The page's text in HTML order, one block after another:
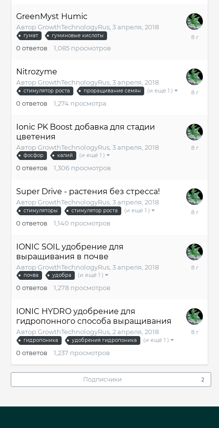
GreenMyst Humic
АвторGrowthTechnologyRus, 3 апреля, 2018
гумат гуминовые кислоты
0 ответов 1,085 просмотров
Nitrozyme
АвторGrowthTechnologyRus 3 апреля, 2018
стимулятор роста проращивание семян (и ещё 1 )
0 ответов 1,274 просмотра
Ionic PK Boost добавка для стадии
цветения
АвторGrowthTechnologyRus 3 апреля, 2018
фосфор калий (и ещё 1 )
0 ответов 1,306 просмотров
Super Drive - растения без стресса!
АвторGrowthTechnologyRus 3 апреля, 2018
стимуляторы стимулятор роста (и ещё 1 )
0 ответов 1,140 просмотров
IONIC SOIL удобрение для
выращивания в почве
АвторGrowthTechnologyRus 3 апреля, 2018
почва удобра (и ещё 1 )
0 ответов 1,278 просмотров
IONIC HYDRO удобрение для
гидропонного способа выращивания
АвторGrowthTechnologyRus, 2 апреля, 2018
гидропоника удобрения гидропоника (и ещё 1 )
0 ответов 1,237 просмотров
Подписчики 2